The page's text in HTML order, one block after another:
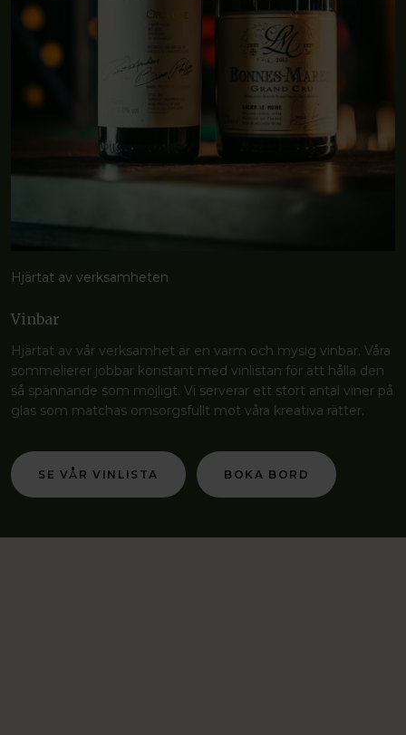
Hjärtat av verksamheten
Vinbar
Hjärtat av vår verksamhet är en varm och mysig vinbar. Våra
sommelierer jobbar konstant med vinlistan för att hålla den
så spännande som möjligt. Vi serverar ett stort antal viner på
glas som matchas omsorgsfullt mot våra kreativa rätter.
SE VÅR VINLISTA BOKA BORD